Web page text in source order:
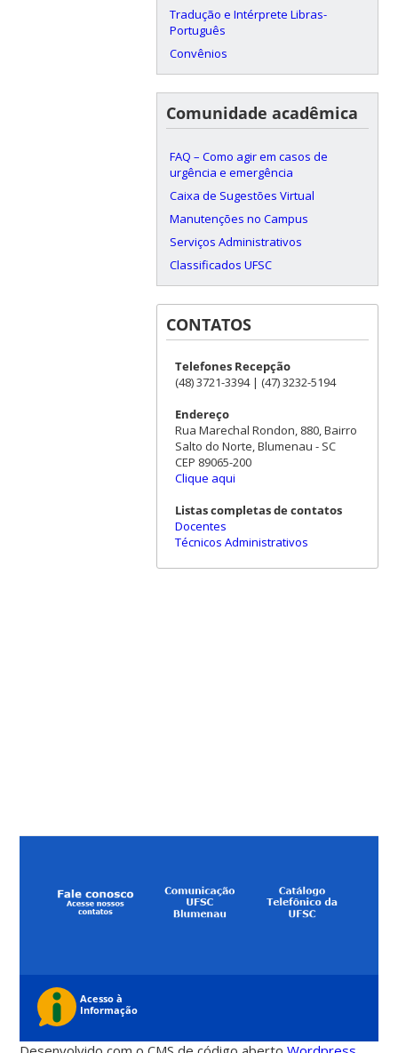
Tradução e Intérprete Libras-
Português
Convênios
Comunidade acadêmica
FAQ – Como agir em casos de
urgência e emergência
Caixa de Sugestões Virtual
Manutenções no Campus
Serviços Administrativos
Classificados UFSC
CONTATOS
Telefones Recepção
(48) 3721-3394 | (47) 3232-5194
Endereço
Rua Marechal Rondon, 880, Bairro
Salto do Norte, Blumenau - SC
CEP 89065-200
Clique aqui
Listas completas de contatos
Docentes
Técnicos Administrativos